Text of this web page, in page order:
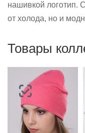
нашивкой логотип.
от холода, но и
Товары